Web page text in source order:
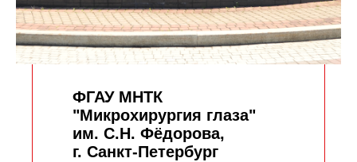
ФГАУ МНТК
"Микрохирургия глаза"
им. С.Н. Фёдорова,
г. Санкт-Петербург